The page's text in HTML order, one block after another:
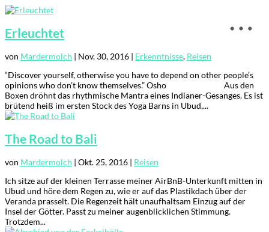
Erleuchtet
von Mardermolch | Nov. 30, 2016 | Erkenntnisse, Reisen
“Discover yourself, otherwise you have to depend on other people’s
opinions who don’t know themselves.” Osho Aus den
Boxen dröhnt das rhythmische Mantra eines Indianer-Gesanges. Es ist
brütend heiß im ersten Stock des Yoga Barns in Ubud,...
The Road to Bali
von Mardermolch | Okt. 25, 2016 | Reisen
Ich sitze auf der kleinen Terrasse meiner AirBnB-Unterkunft mitten in
Ubud und höre dem Regen zu, wie er auf das Plastikdach über der
Veranda prasselt. Die Regenzeit hält unaufhaltsam Einzug auf der
Insel der Götter. Passt zu meiner augenblicklichen Stimmung.
Trotzdem...